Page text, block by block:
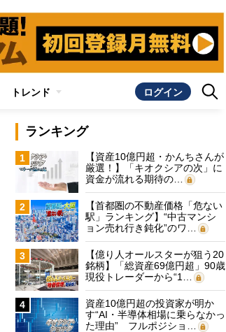
トレンド ログイン
ランキング
1
【資産10億円超・かんちさんが
厳選！】「キオクシアの次」に
資金が流れる期待の…
2
【首都圏の不動産価格「危ない
駅」ランキング】“中古マンシ
ョン売れ行き鈍化”のワ…
3
【億り人オールスターが狙う20
銘柄】「総資産69億円超」90歳
現役トレーダーから“1…
4
資産10億円超の投資家が明か
す“AI・半導体相場に乗らなかっ
た理由” フルポジショ…